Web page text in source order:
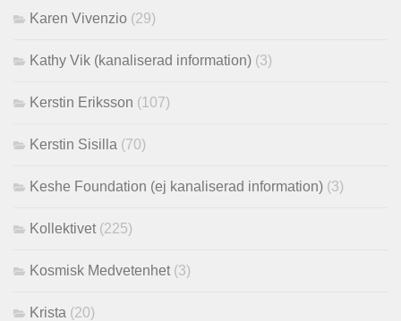
Karen Vivenzio (29)
Kathy Vik (kanaliserad information) (3)
Kerstin Eriksson (107)
Kerstin Sisilla (70)
Keshe Foundation (ej kanaliserad information) (3)
Kollektivet (225)
Kosmisk Medvetenhet (3)
Krista (20)